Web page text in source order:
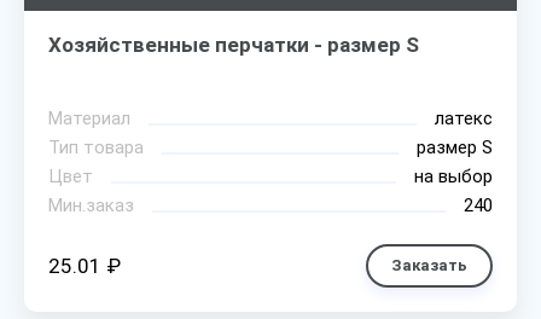
Хозяйственные перчатки - размер S
Материал
латекс
Тип товара
размер S
Цвет
на выбор
Мин.заказ
240
25.01 ₽ Заказать